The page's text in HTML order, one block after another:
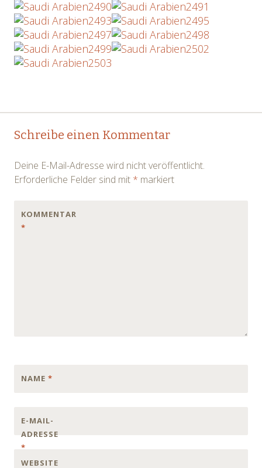
Post
Schreibe einen Kommentar
Deine E-Mail-Adresse wird nicht veröffentlicht.
Erforderliche Felder sind mit * markiert
KOMMENTAR
*
NAME *
E-MAIL-
ADRESSE
*
WEBSITE